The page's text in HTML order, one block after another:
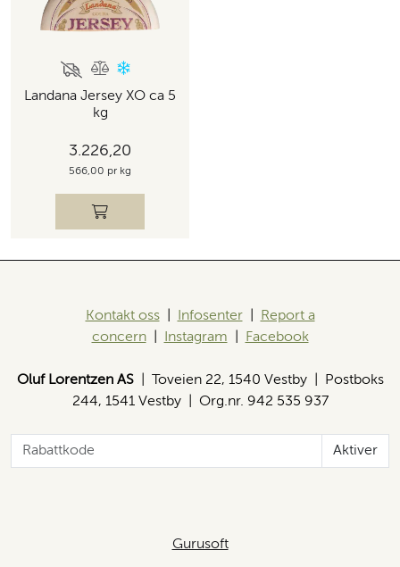
Landana Jersey XO ca 5
kg
3.226,20
566,00 pr kg
Kontakt oss| Infosenter|
Report a
concern| Instagram Facebook
Oluf Lorentzen AS| Toveien 22, 1540 Vestby | Postboks
244, 1541 Vestby | Org.nr. 942 535 937
Aktiver
Gurusoft